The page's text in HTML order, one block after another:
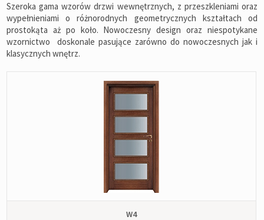
Szeroka gama wzorów drzwi wewnętrznych, z przeszkleniami oraz
wypełnieniami o różnorodnych geometrycznych kształtach od
prostokąta aż po koło. Nowoczesny design oraz niespotykane
wzornictwo doskonale pasujące zarówno do nowoczesnych jak i
klasycznych wnętrz.
W4